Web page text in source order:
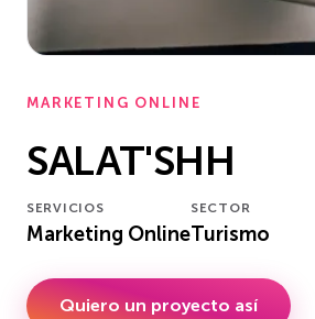
MARKETING ONLINE
SALAT'SHH
SERVICIOS
Marketing Online
SECTOR
Turismo
Quiero un proyecto así